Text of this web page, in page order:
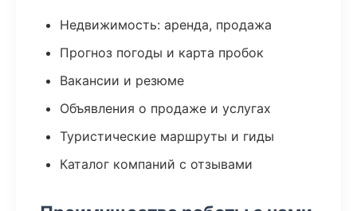
Недвижимость: аренда, продажа
Прогноз погоды и карта пробок
Вакансии и резюме
Объявления о продаже и услугах
Туристические маршруты и гиды
Каталог компаний с отзывами